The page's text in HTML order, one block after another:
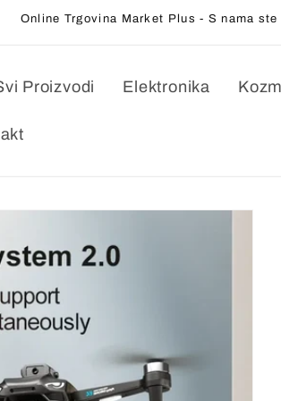
Online Trgovina Market Plus - S nama
Proizvodi Elektronika